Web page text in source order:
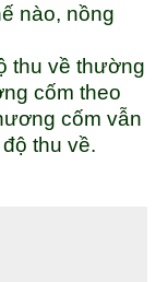
nào, nồng
thu về thường
cốm theo
cốm vẫn
thu về.